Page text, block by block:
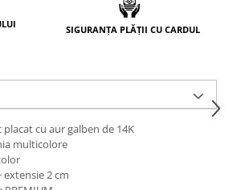
SIGURANȚA PLĂȚII CU CARDUL
placat cu aur galben de 14K
multicolore
extensie 2 cm